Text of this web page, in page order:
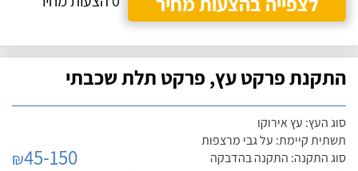
התקנת פרקט עץ, פרקט תלת שכבתי
סוג העץ: עץ אירוקו
תשתית קיימת: על גבי מרצפות
סוג התקנה: התקנה בהדבקה
₪45-150